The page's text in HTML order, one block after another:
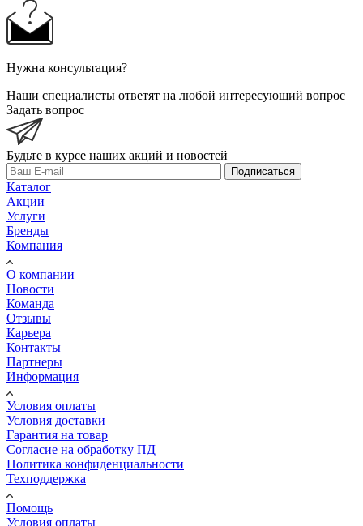
Нужна консультация?
Наши специалисты ответят на любой интересующий вопрос
Задать вопрос
Будьте в курсе наших акций и новостей
Подписаться
Каталог
Акции
Услуги
Бренды
Компания
О компании
Новости
Команда
Отзывы
Карьера
Контакты
Партнеры
Информация
Условия оплаты
Условия доставки
Гарантия на товар
Согласие на обработку ПД
Политика конфиденциальности
Техподдержка
Помощь
Условия оплаты